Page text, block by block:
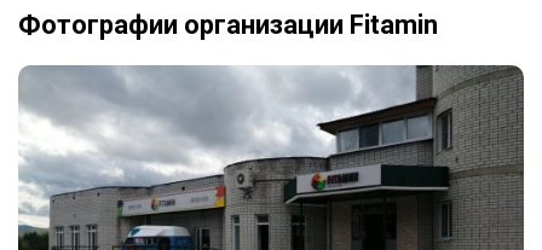
Фотографии организации Fitamin